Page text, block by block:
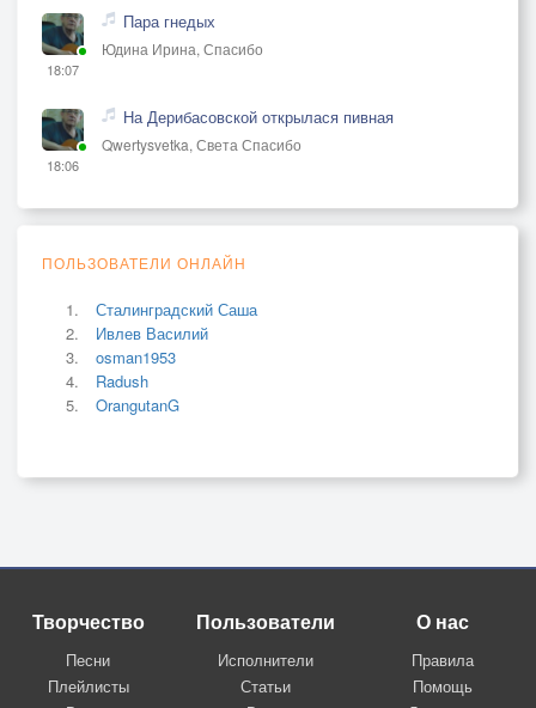
18:07
Пара гнедых
Юдина Ирина, Спасибо
18:06
На Дерибасовской открылася пивная
Qwertysvetka, Света Спасибо
ПОЛЬЗОВАТЕЛИ ОНЛАЙН
Сталинградский Саша
Ивлев Василий
osman1953
Radush
OrangutanG
Творчество
Песни
Плейлисты
Пользователи
Исполнители
Статьи
О нас
Правила
Помощь